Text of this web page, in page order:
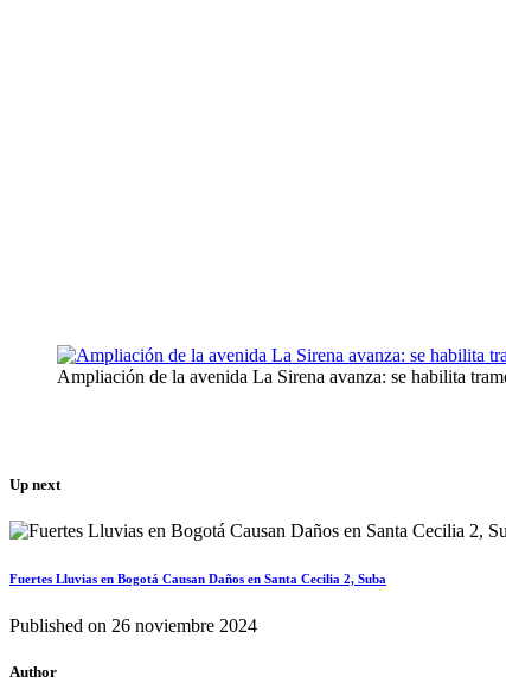
Ampliación de la avenida La Sirena avanza: se habilita
Up next
Fuertes Lluvias en Bogotá Causan Daños en Santa Cecilia 2, Suba
Published on 26 noviembre 2024
Author